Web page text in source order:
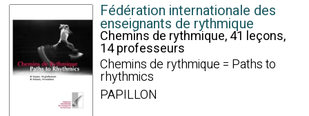
Fédération internationale des
enseignants de rythmique
Chemins de rythmique, 41 leçons,
14 professeurs
Chemins de rythmique = Paths to
rhythmics
PAPILLON